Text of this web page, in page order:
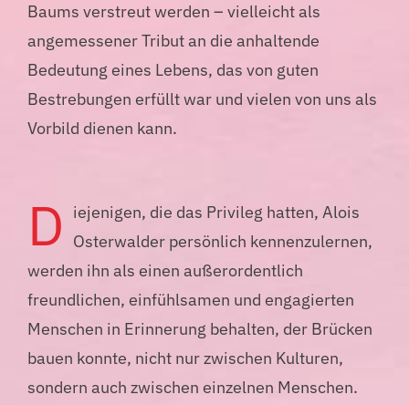
Baums verstreut werden – vielleicht als
angemessener Tribut an die anhaltende
Bedeutung eines Lebens, das von guten
Bestrebungen erfüllt war und vielen von uns als
Vorbild dienen kann.
D
iejenigen, die das Privileg hatten, Alois
Osterwalder persönlich kennenzulernen,
werden ihn als einen außerordentlich
freundlichen, einfühlsamen und engagierten
Menschen in Erinnerung behalten, der Brücken
bauen konnte, nicht nur zwischen Kulturen,
sondern auch zwischen einzelnen Menschen.